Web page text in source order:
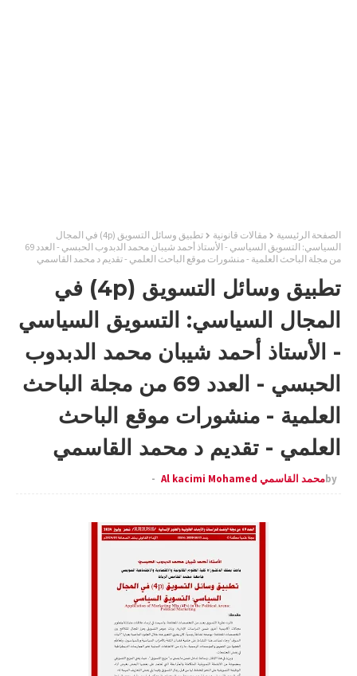
الصفحة الرئيسية مقالات قانونية
تطبيق وسائل التسويق (4p) في المجال
السياسي: التسويق السياسي - الأستاذ أحمد شيبان محمد الدبدوب الحبسي - العدد 69
من مجلة الباحث العلمية - منشورات موقع الباحث العلمي - تقديم د محمد القاسمي
تطبيق وسائل التسويق (4p) في
المجال السياسي: التسويق السياسي
- الأستاذ أحمد شيبان محمد الدبدوب
الحبسي - العدد 69 من مجلة الباحث
العلمية - منشورات موقع الباحث
العلمي - تقديم د محمد القاسمي
byمحمد القاسمي Al kacimi Mohamed